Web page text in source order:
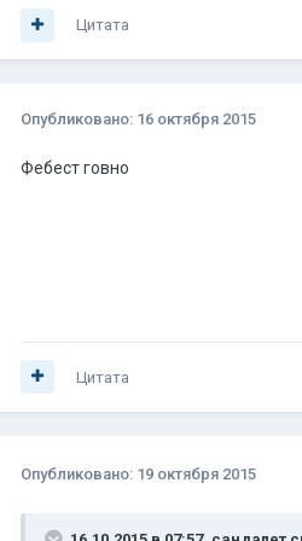
Цитата
Опубликовано: 16 октября 2015
Фебест говно
Цитата
Опубликовано: 19 октября 2015